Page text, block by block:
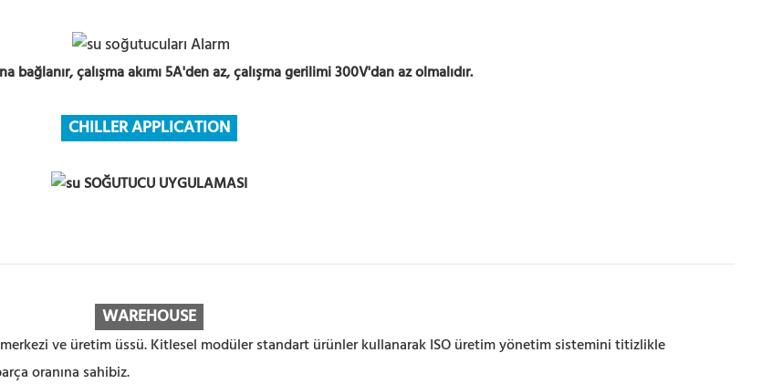
çalışma akımı 5A'den az, çalışma gerilimi 300V'dan az olmalıdır.
CHILLER APPLICATION
WAREHOUSE
ve üretim üssü. Kitlesel modüler standart ürünler kullanarak ISO üretim yönetim sistemini titizlikle
oranına sahibiz.